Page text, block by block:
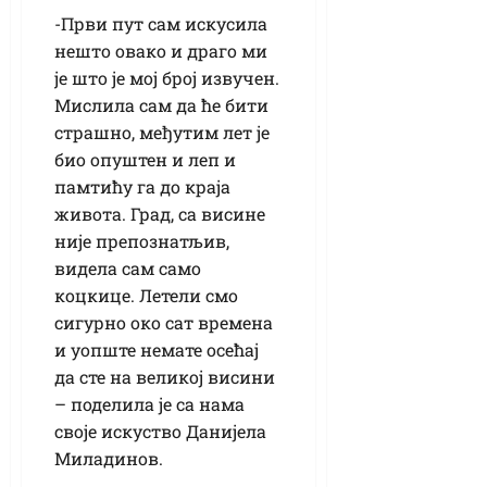
-Први пут сам искусила
нешто овако и драго ми
је што је мој број извучен.
Мислила сам да ће бити
страшно, међутим лет је
био опуштен и леп и
памтићу га до краја
живота. Град, са висине
није препознатљив,
видела сам само
коцкице. Летели смо
сигурно око сат времена
и уопште немате осећај
да сте на великој висини
– поделила је са нама
своје искуство Данијела
Миладинов.